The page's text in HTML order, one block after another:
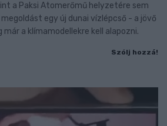
a Paksi Atomerőmű helyzetére sem
egy új dunai vízlépcső - a jövő
a klímamodellekre kell alapozni.
Szólj hozzá!